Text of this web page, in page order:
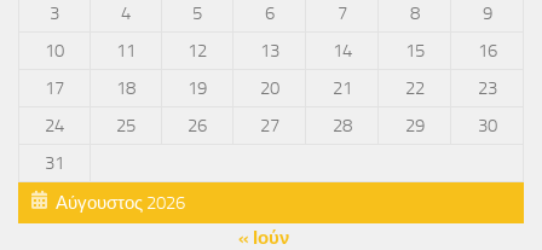
Αύγουστος 2026
3
4 5 6 7 8
9
10
11 12 13 14 15
16
17
18 19 20 21 22
23
24
25 26 27 28 29
30
31
« Ιούν